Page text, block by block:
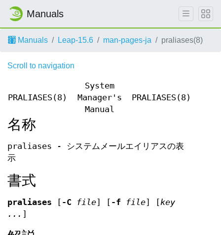
Manuals
Manuals Leap-15.6 man-pages-ja praliases(8)
Scroll to navigation
PRALIASES(8)
System
Manager's
Manual
PRALIASES(8)
名称
praliases - システムメールエイリアスの表
示
書式
praliases [ -C file] [ -f file] [key
... ]